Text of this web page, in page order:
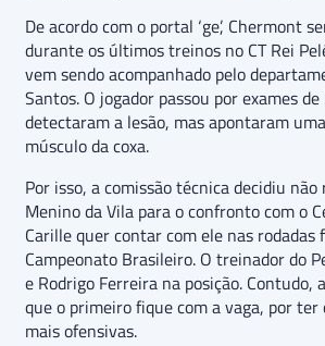
De acordo com o portal ‘ge’, Chermont
durante os últimos treinos no CT Rei
vem sendo acompanhado pelo
Santos. O jogador passou por exames
detectaram a lesão, mas apontaram
músculo da coxa.
Por isso, a comissão técnica decidiu
Menino da Vila para o confronto com o
Carille quer contar com ele nas rodadas
Campeonato Brasileiro. O treinador do
e Rodrigo Ferreira na posição. Contudo,
que o primeiro fique com a vaga, por
mais ofensivas.